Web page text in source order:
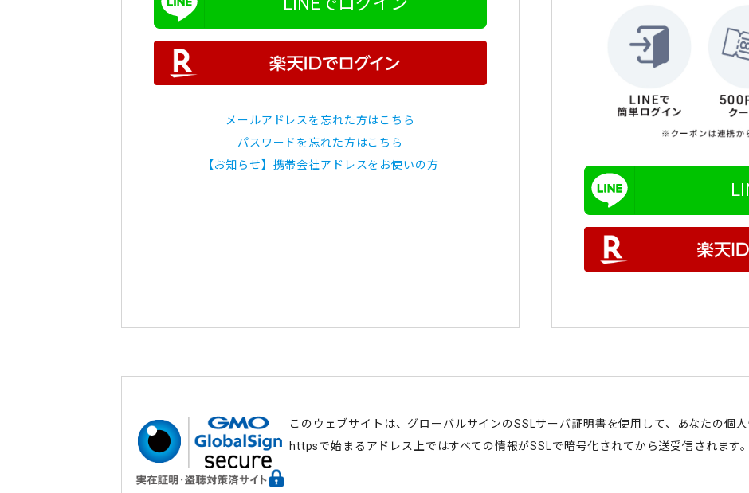
メールアドレスを忘れた方はこちら
パスワードを忘れた方はこちら
【お知らせ】携帯会社アドレスをお使いの方
このウェブサイトは、グローバルサインのSSLサーバ証明書を使用して、あなたの個人
httpsで始まるアドレス上ではすべての情報がSSLで暗号化されてから送受信されます。